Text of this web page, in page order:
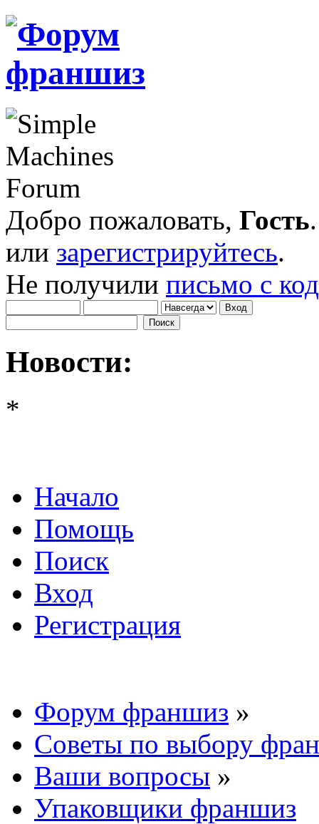
Добро пожаловать, Гость
или зарегистрируйтесь.
Не получили письмо с
Новости:
*
Начало
Помощь
Поиск
Вход
Регистрация
Форум франшиз »
Советы по выбору
Ваши вопросы »
Упаковщики франшиз